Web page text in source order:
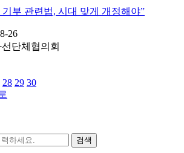
부 관련법, 시대 맞게 개정해야”
26
단체협의회
28 29 30